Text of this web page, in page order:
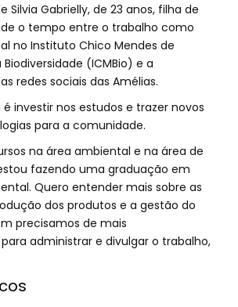
Silvia Gabrielly, de 23 anos, filha de
o tempo entre o trabalho como
no Instituto Chico Mendes de
(ICMBio) e a
redes sociais das Amélias.
é investir nos estudos e trazer novos
para a comunidade.
na área ambiental e na área de
fazendo uma graduação em
Quero entender mais sobre as
dos produtos e a gestão do
precisamos de mais
administrar e divulgar o trabalho,